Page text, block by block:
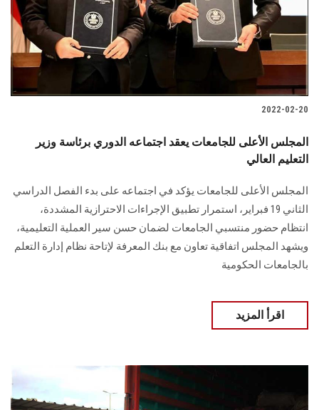
2022-02-20
المجلس الأعلى للجامعات يعقد اجتماعه الدوري برئاسة وزير
التعليم العالي
المجلس الأعلى للجامعات يؤكد في اجتماعه على بدء الفصل الدراسي
الثاني 19 فبراير، استمرار تطبيق الإجراءات الاحترازية المشددة،
انتظام حضور منتسبي الجامعات لضمان حسن سير العملية التعليمية،
ويشهد المجلس اتفاقية تعاون مع بنك المعرفة لإتاحة نظام إدارة التعلم
بالجامعات الحكومية
اقرأ المزيد